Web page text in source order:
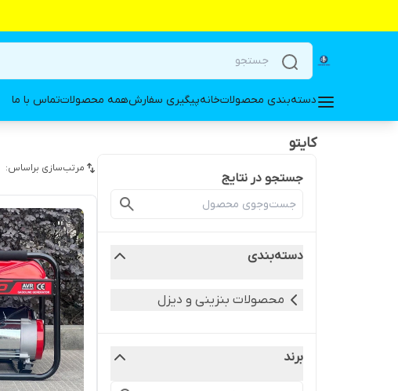
دسته‌بندی محصولاتخانهپیگیری سفارشهمه محصولاتتماس با ما
کایتو
جستجو در نتایج
دسته‌بندی
محصولات بنزینی و دیزل
برند
مرتب‌سازی براساس: